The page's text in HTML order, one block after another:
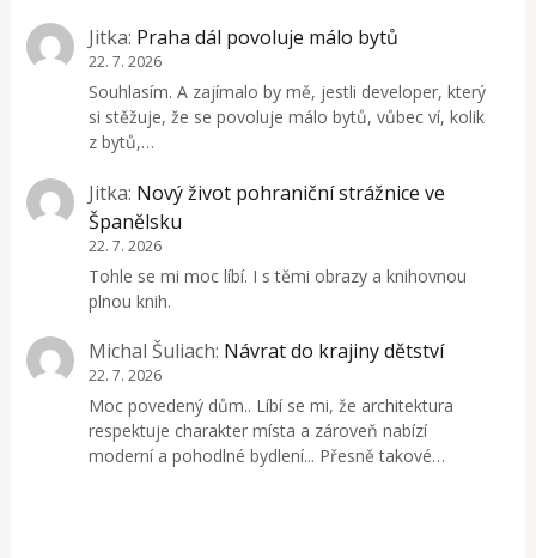
Jitka: Praha dál povoluje málo bytů
22. 7. 2026
Souhlasím. A zajímalo by mě, jestli developer, který
si stěžuje, že se povoluje málo bytů, vůbec ví, kolik
z bytů,…
Jitka: Nový život pohraniční strážnice ve
Španělsku
22. 7. 2026
Tohle se mi moc líbí. I s těmi obrazy a knihovnou
plnou knih.
Michal Šuliach: Návrat do krajiny dětství
22. 7. 2026
Moc povedený dům.. Líbí se mi, že architektura
respektuje charakter místa a zároveň nabízí
moderní a pohodlné bydlení... Přesně takové…